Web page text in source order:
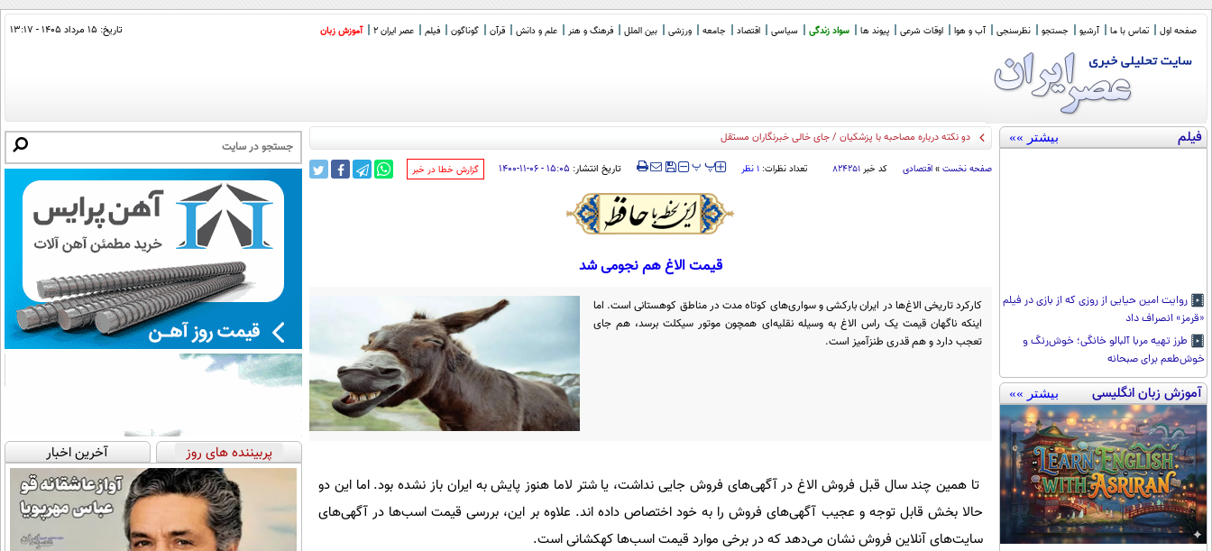
صفحه اول تماس با ما آرشیو جستجو نظرسنجی آب و هوا اوقات شرعی پیوند ها سواد زندگی سیاسی اقتصاد جامعه ورزشی بین الملل فرهنگ و هنر علم و دانش قرآن گوناگون فیلم عصر ایران 2 آموزش زبان تاریخ: ۱۵ مرداد ۱۴۰۵ - ۱۳:۱۷
فیلم بیشتر »»
روایت امین حیایی از روزی که از بازی در فیلم
«قرمز» انصراف داد
طرز تهیه مربا آلبالو خانگی؛ خوش‌رنگ و
خوش‌طعم برای صبحانه
آموزش زبان انگلیسی بیشتر »»
دو نکته درباره مصاحبه با پزشکیان / جای خالی خبرنگاران مستقل
صفحه نخست » اقتصادی کد خبر۸۲۴۲۵۱ تعداد نظرات:۱ نظر ‍‍‍ پپ تاریخ انتشار: ۱۵:۰۵ - ۰۶-۱۱-۱۴۰۰ ‌گزارش خطا در خبر
قیمت الاغ هم نجومی شد
کارکرد تاریخی الاغ‌ها در ایران بارکشی و سواری‌های کوتاه مدت در مناطق کوهستانی است. اما
اینکه ناگهان قیمت یک راس الاغ به وسیله نقلیه‌ای همچون موتور سیکلت برسد، هم جای
تعجب دارد و هم قدری طنزآمیز است.
تا همین چند سال قبل فروش الاغ در آگهی‌های فروش جایی نداشت، یا شتر لاما هنوز پایش به ایران باز نشده بود. اما این دو
حالا بخش قابل توجه و عجیب آگهی‌های فروش را به خود اختصاص داده اند. علاوه بر این، بررسی قیمت اسب‌ها در آگهی‌های
سایت‌های آنلاین فروش نشان می‌دهد که در برخی موارد قیمت اسب‌ها کهکشانی است.
پربیننده های روز آخرین اخبار